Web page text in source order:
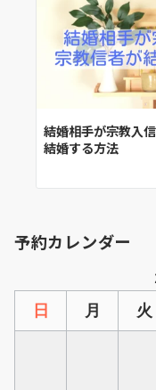
結婚相手が宗教入
結婚する方法
予約カレンダー
日
月 火